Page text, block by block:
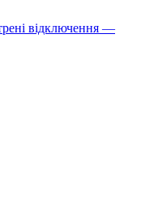
відключення —